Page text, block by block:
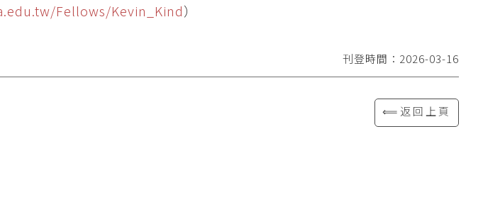
Fellows/Kevin_Kind）
刊登時間：2026-03-16
⟸返回上頁